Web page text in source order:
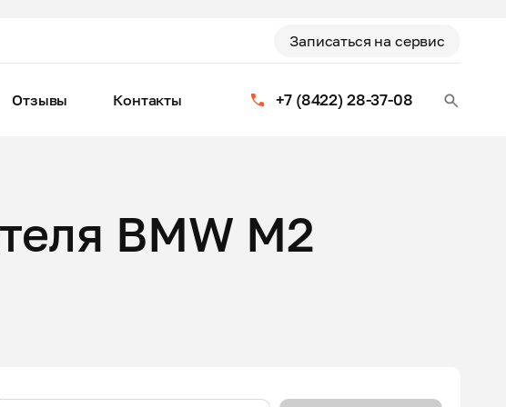
Записаться на сервис
+7 (8422) 28-37-08
Отзывы Контакты
BMW M2